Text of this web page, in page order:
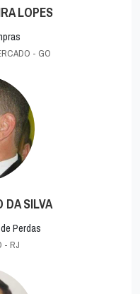
LOPES
- GO
DA SILVA
Perdas
- RJ